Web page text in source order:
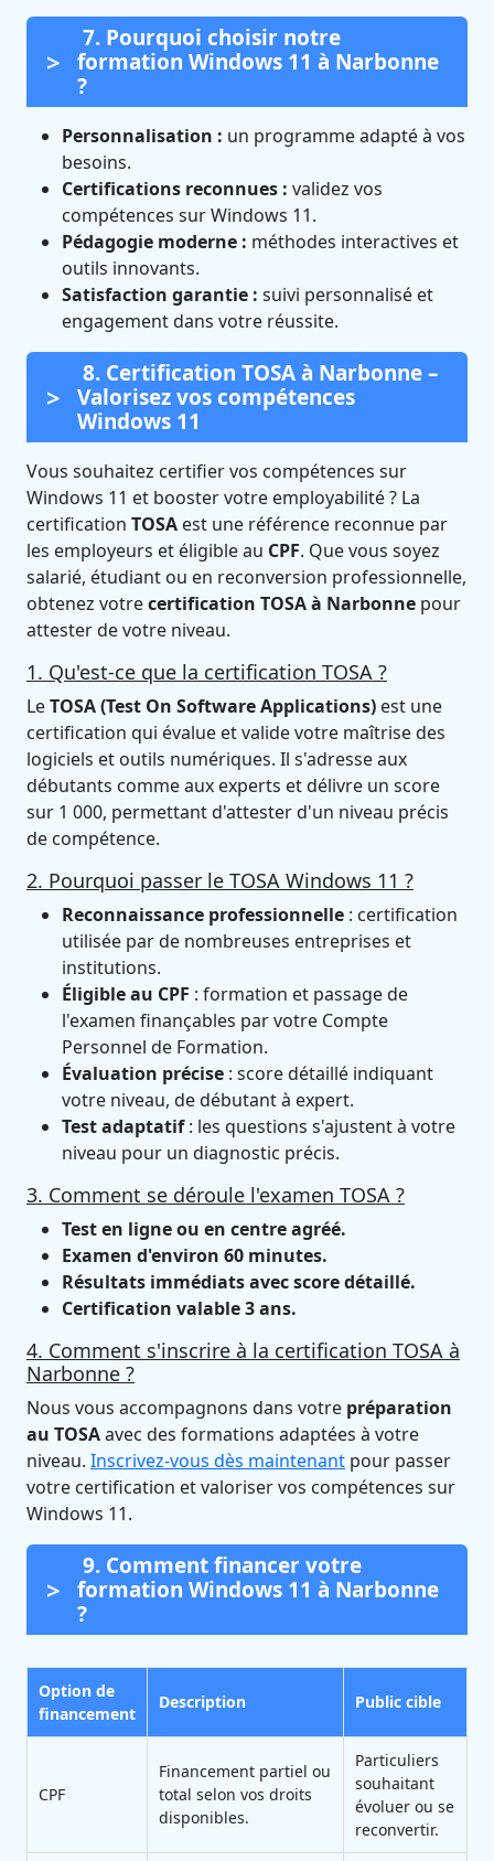
7. Pourquoi choisir notre
formation Windows 11 à Narbonne
?
Personnalisation : un programme adapté à vos
besoins.
Certifications reconnues : validez vos
compétences sur Windows 11.
Pédagogie moderne : méthodes interactives et
outils innovants.
Satisfaction garantie : suivi personnalisé et
engagement dans votre réussite.
8. Certification TOSA à Narbonne –
Valorisez vos compétences
Windows 11
Vous souhaitez certifier vos compétences sur
Windows 11 et booster votre employabilité ? La
certification TOSA est une référence reconnue par
les employeurs et éligible au CPF. Que vous soyez
salarié, étudiant ou en reconversion professionnelle,
obtenez votrecertification TOSA à Narbonne pour
attester de votre niveau.
1. Qu'est-ce que la certification TOSA ?
LeTOSA (Test On Software Applications) est une
certification qui évalue et valide votre maîtrise des
logiciels et outils numériques. Il s'adresse aux
débutants comme aux experts et délivre un score
sur 1 000, permettant d'attester d'un niveau précis
de compétence.
2. Pourquoi passer le TOSA Windows 11 ?
Reconnaissance professionnelle : certification
utilisée par de nombreuses entreprises et
institutions.
Éligible au CPF : formation et passage de
l'examen finançables par votre Compte
Personnel de Formation.
Évaluation précise : score détaillé indiquant
votre niveau, de débutant à expert.
Test adaptatif: les questions s'ajustent à votre
niveau pour un diagnostic précis.
3. Comment se déroule l'examen TOSA ?
Test en ligne ou en centre agréé.
Examen d'environ 60 minutes.
Résultats immédiats avec score détaillé.
Certification valable 3 ans.
4. Comment s'inscrire à la certification TOSA à
Narbonne ?
Nous vous accompagnons dans votre préparation
au TOSAavec des formations adaptées à votre
niveau. Inscrivez-vous dès maintenant pour passer
votre certification et valoriser vos compétences sur
Windows 11.
9. Comment financer votre
formation Windows 11 à Narbonne
?
Option de
financement
Description Public cible
CPF
Financement partiel ou
total selon vos droits
disponibles.
Particuliers
souhaitant
évoluer ou se
reconvertir.